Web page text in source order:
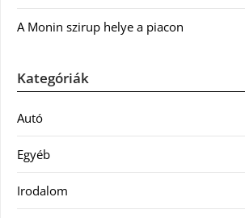
A Monin szirup helye a piacon
Kategóriák
Autó
Egyéb
Irodalom